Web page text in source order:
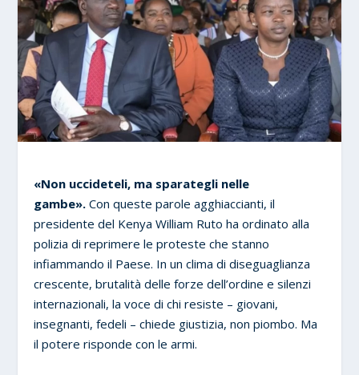
«Non uccideteli, ma sparategli nelle
gambe». Con queste parole agghiaccianti, il
presidente del Kenya William Ruto ha ordinato alla
polizia di reprimere le proteste che stanno
infiammando il Paese. In un clima di diseguaglianza
crescente, brutalità delle forze dell’ordine e silenzi
internazionali, la voce di chi resiste – giovani,
insegnanti, fedeli – chiede giustizia, non piombo. Ma
il potere risponde con le armi.